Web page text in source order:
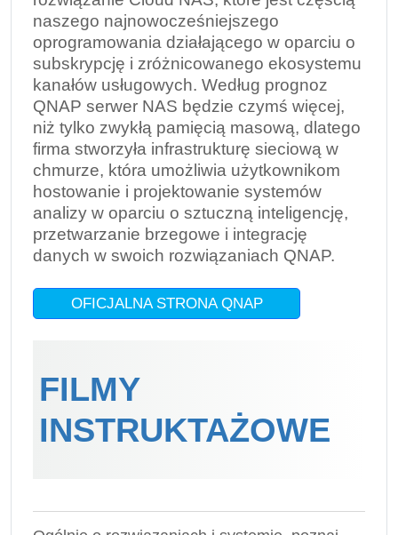
naszego najnowocześniejszego
oprogramowania działającego w oparciu o
subskrypcję i zróżnicowanego ekosystemu
kanałów usługowych. Według prognoz
QNAP serwer NAS będzie czymś więcej,
niż tylko zwykłą pamięcią masową, dlatego
firma stworzyła infrastrukturę sieciową w
chmurze, która umożliwia użytkownikom
hostowanie i projektowanie systemów
analizy w oparciu o sztuczną inteligencję,
przetwarzanie brzegowe i integrację
danych w swoich rozwiązaniach QNAP.
OFICJALNA STRONA QNAP
FILMY
INSTRUKTAŻOWE